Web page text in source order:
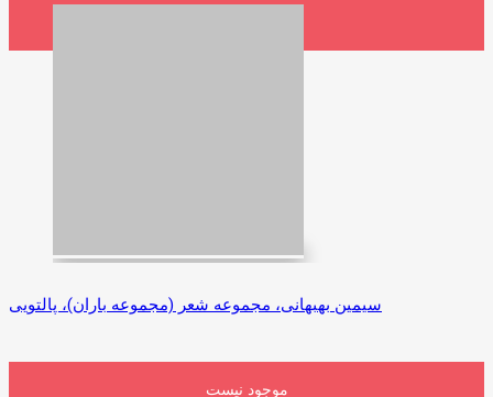
سیمین بهبهانی، مجموعه شعر (مجموعه باران)، پالتویی
موجود نیست